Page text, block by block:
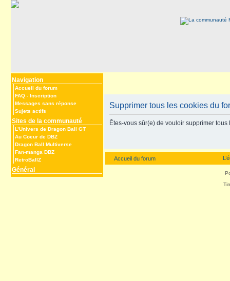
Navigation
Accueil du forum
FAQ - Inscription
Messages sans réponse
Sujets actifs
Sites de la communauté
L’Univers de Dragon Ball GT
Au Coeur de DBZ
Dragon Ball Multiverse
Fan-manga DBZ
RetroBallZ
Général
Supprimer tous les cookies du
Êtes-vous sûr(e) de vouloir supprimer
Accueil du forum